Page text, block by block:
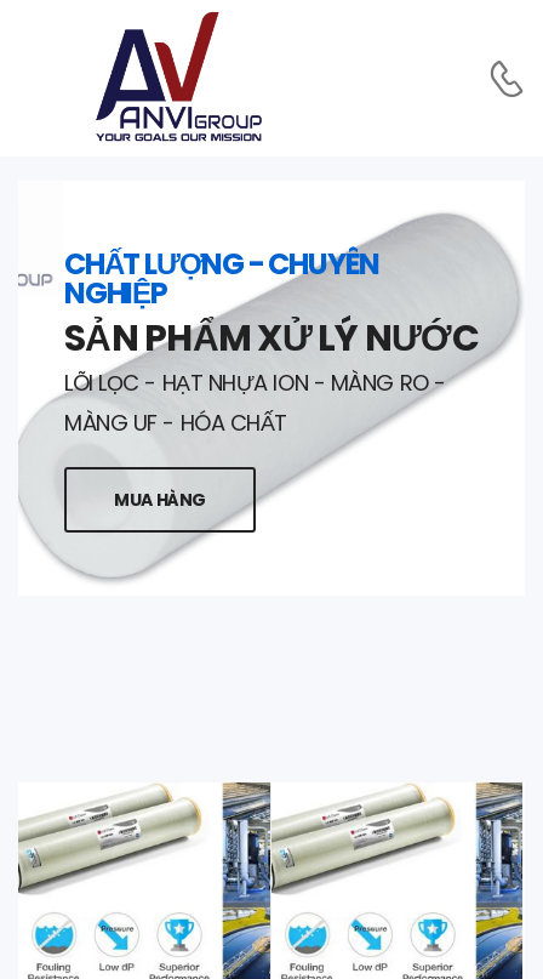
CHẤT LƯỢNG - CHUYÊN
NGHIỆP
SẢN PHẨM XỬ LÝ NƯỚC
LÕI LỌC - HẠT NHỰA ION - MÀNG RO -
MÀNG UF - HÓA CHẤT
MUA HÀNG